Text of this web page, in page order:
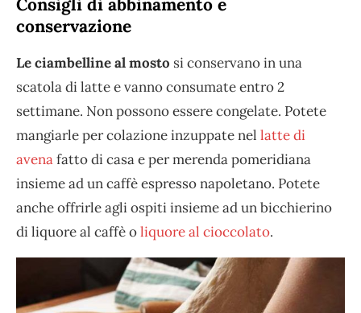
Consigli di abbinamento e
conservazione
Le ciambelline al mosto si conservano in una
scatola di latte e vanno consumate entro 2
settimane. Non possono essere congelate. Potete
mangiarle per colazione inzuppate nel latte di
avenafatto di casa e per merenda pomeridiana
insieme ad un caffè espresso napoletano. Potete
anche offrirle agli ospiti insieme ad un bicchierino
di liquore al caffè oliquore al cioccolato.